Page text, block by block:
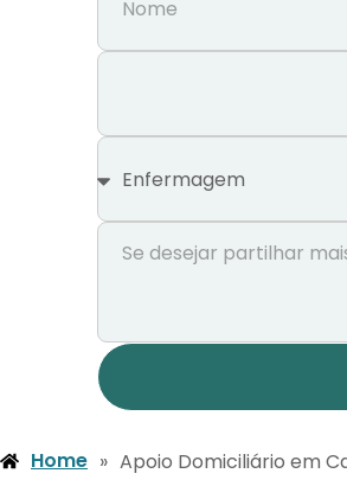
Home » Apoio Domiciliário em